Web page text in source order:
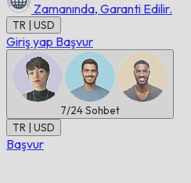
Zamanında, Garanti Edilir.
TR | USD
Giriş yap Başvur
7/24Sohbet
TR | USD
Başvur